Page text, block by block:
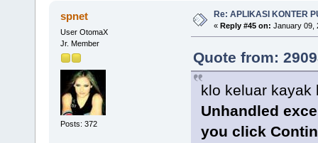
spnet
User OtomaX
Jr. Member
Posts: 372
Re: APLIKASI KONTER
« Reply #45 on: January 09,
Quote from:
klo keluar kayak
Unhandled
you click